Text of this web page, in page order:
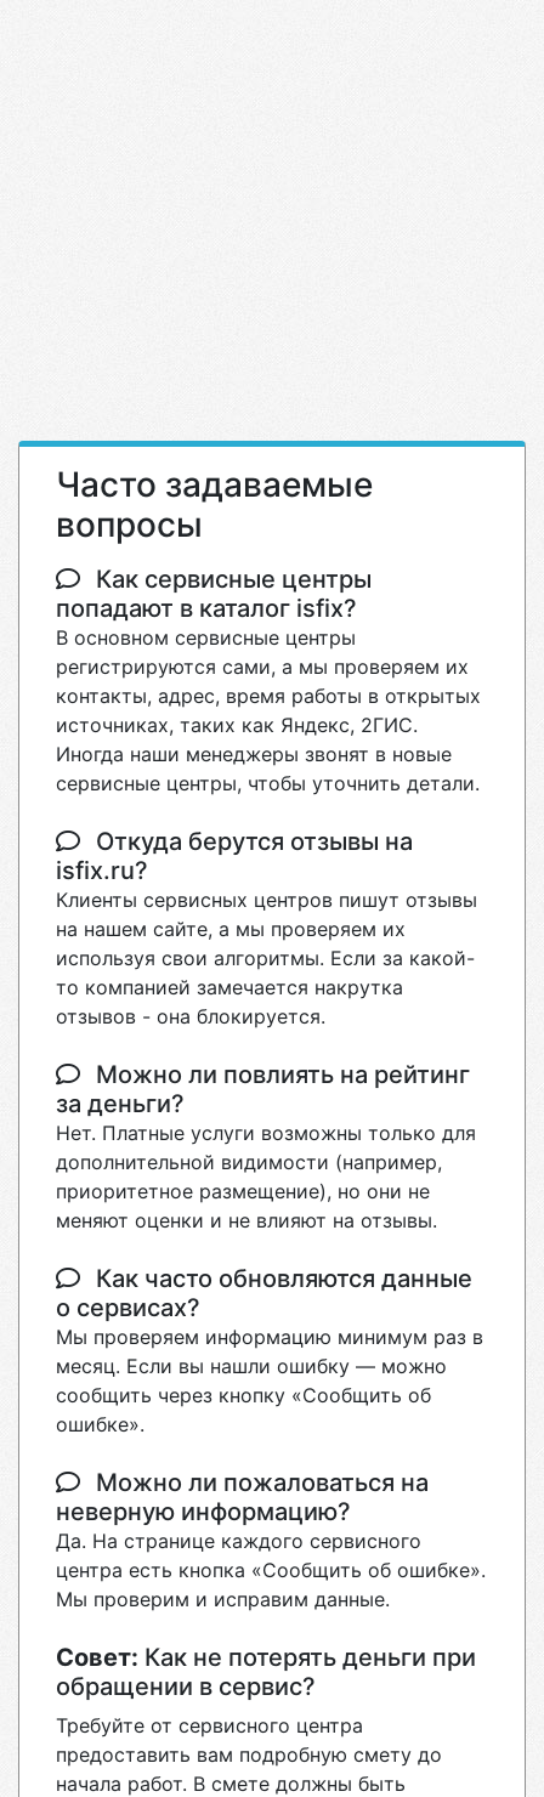
Часто задаваемые
вопросы
Как сервисные центры
попадают в каталог isfix?
В основном сервисные центры
регистрируются сами, а мы проверяем их
контакты, адрес, время работы в открытых
источниках, таких как Яндекс, 2ГИС.
Иногда наши менеджеры звонят в новые
сервисные центры, чтобы уточнить детали.
Откуда берутся отзывы на
isfix.ru?
Клиенты сервисных центров пишут отзывы
на нашем сайте, а мы проверяем их
используя свои алгоритмы. Если за какой-
то компанией замечается накрутка
отзывов - она блокируется.
Можно ли повлиять на рейтинг
за деньги?
Нет. Платные услуги возможны только для
дополнительной видимости (например,
приоритетное размещение), но они не
меняют оценки и не влияют на отзывы.
Как часто обновляются данные
о сервисах?
Мы проверяем информацию минимум раз в
месяц. Если вы нашли ошибку — можно
сообщить через кнопку «Сообщить об
ошибке».
Можно ли пожаловаться на
неверную информацию?
Да. На странице каждого сервисного
центра есть кнопка «Сообщить об ошибке».
Мы проверим и исправим данные.
Совет: Как не потерять деньги при
обращении в сервис?
Требуйте от сервисного центра
предоставить вам подробную смету до
начала работ. В смете должны быть